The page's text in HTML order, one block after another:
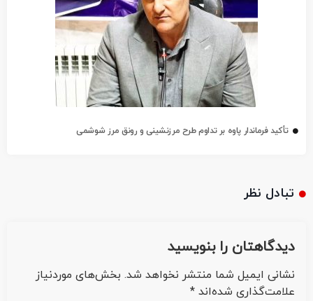
تأکید فرماندار پاوه بر تداوم طرح مرزنشینی و رونق مرز شوشمی
تبادل نظر
دیدگاهتان را بنویسید
نشانی ایمیل شما منتشر نخواهد شد. بخش‌های موردنیاز
علامت‌گذاری شده‌اند *